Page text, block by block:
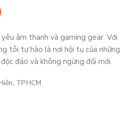
âm thanh và gaming gear. Với
tôi tự hào là nơi hội tụ của những
đáo và không ngừng đổi mới.
TP.HCM